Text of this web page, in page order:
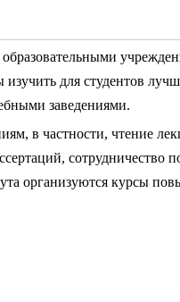
для студентов
заведениями.
в частности, чтение
организуются курсы